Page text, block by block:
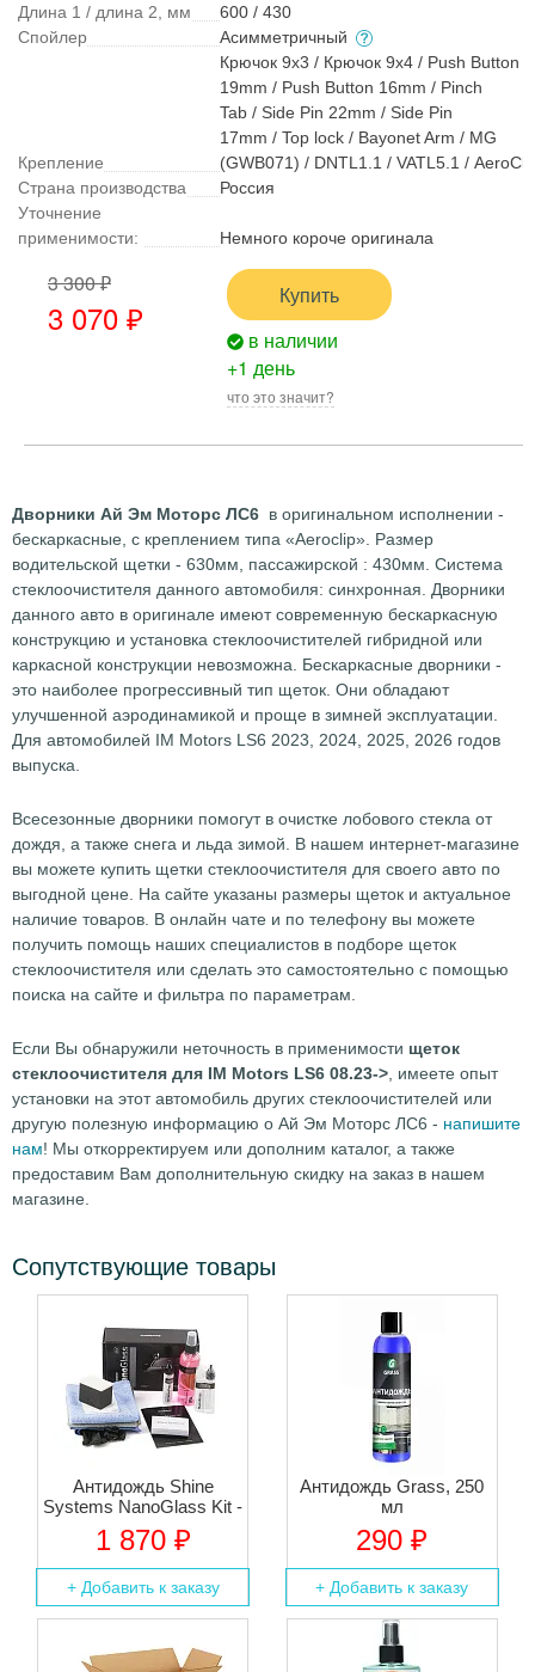
Длина 1 / длина 2, мм
600 / 430
Спойлер
Асимметричный
Крепление
Крючок 9x3 / Крючок 9x4 / Push Button
19mm / Push Button 16mm / Pinch
Tab / Side Pin 22mm / Side Pin
17mm / Top lock / Bayonet Arm / MG
(GWB071) / DNTL1.1 / VATL5.1 /
Страна производства
Россия
Уточнение
применимости:
Немного короче оригинала
3 300 ₽
3 070 ₽
Купить
в наличии
+1 день
что это значит?
Дворники Ай Эм Моторс ЛС6 в оригинальном исполнении -
бескаркасные, с креплением типа «Aeroclip». Размер
водительской щетки - 630мм, пассажирской : 430мм. Система
стеклоочистителя данного автомобиля: синхронная. Дворники
данного авто в оригинале имеют современную бескаркасную
конструкцию и установка стеклоочистителей гибридной или
каркасной конструкции невозможна. Бескаркасные дворники -
это наиболее прогрессивный тип щеток. Они обладают
улучшенной аэродинамикой и проще в зимней эксплуатации.
Для автомобилей IM Motors LS6 2023, 2024, 2025, 2026 годов
выпуска.
Всесезонные дворники помогут в очистке лобового стекла от
дождя, а также снега и льда зимой. В нашем интернет-магазине
вы можете купить щетки стеклоочистителя для своего авто по
выгодной цене. На сайте указаны размеры щеток и актуальное
наличие товаров. В онлайн чате и по телефону вы можете
получить помощь наших специалистов в подборе щеток
стеклоочистителя или сделать это самостоятельно с помощью
поиска на сайте и фильтра по параметрам.
Если Вы обнаружили неточность в применимости щеток
стеклоочистителя для IM Motors LS6 08.23-> , имеете опыт
установки на этот автомобиль других стеклоочистителей или
другую полезную информацию о Ай Эм Моторс ЛС6 - напишите
нам! Мы откорректируем или дополним каталог, а также
предоставим Вам дополнительную скидку на заказ в нашем
магазине.
Сопутствующие товары
Aнтидождь Shine
Systems NanoGlass Kit -
Набор по уходу за
стеклом
1 870 ₽
+ Добавить к заказу
Антидождь Grass, 250
мл
290 ₽
+ Добавить к заказу